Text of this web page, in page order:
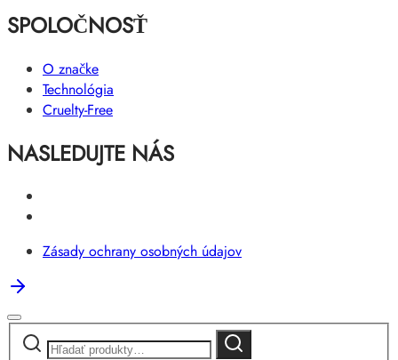
SPOLOČNOSŤ
O značke
Technológia
Cruelty-Free
NASLEDUJTE NÁS
Zásady ochrany osobných údajov
Hľadať: Vyhľadávanie